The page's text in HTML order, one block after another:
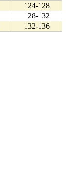
124-128
128-132
132-136